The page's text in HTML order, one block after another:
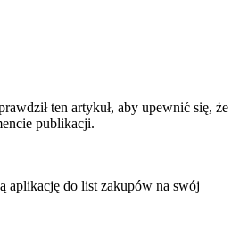
ten artykuł, aby upewnić się, że
publikacji.
aplikację do list zakupów na swój